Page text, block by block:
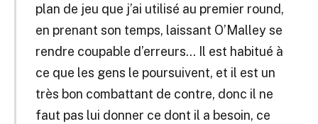
plan de jeu que j’ai utilisé au premier round,
en prenant son temps, laissant O’Malley se
rendre coupable d’erreurs… Il est habitué à
ce que les gens le poursuivent, et il est un
très bon combattant de contre, donc il ne
faut pas lui donner ce dont il a besoin, ce